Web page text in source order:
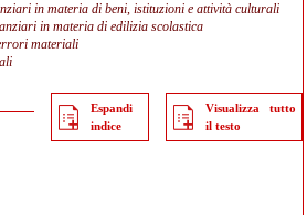
in materia di beni, istituzioni e attività culturali
in materia di edilizia scolastica
materiali
Espandi
indice
Visualizza tutto
il testo